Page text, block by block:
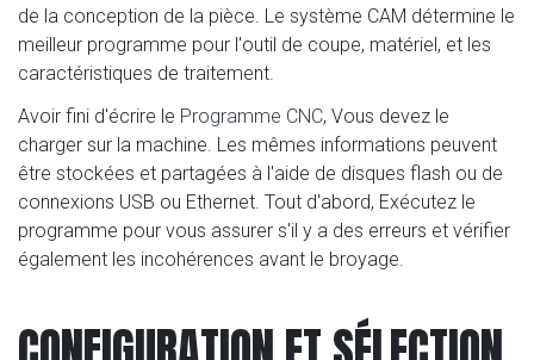
de la conception de la pièce. Le système CAM détermine le
meilleur programme pour l'outil de coupe, matériel, et les
caractéristiques de traitement.
Avoir fini d'écrire le Programme CNC, Vous devez le
charger sur la machine. Les mêmes informations peuvent
être stockées et partagées à l'aide de disques flash ou de
connexions USB ou Ethernet. Tout d'abord, Exécutez le
programme pour vous assurer s'il y a des erreurs et vérifier
également les incohérences avant le broyage.